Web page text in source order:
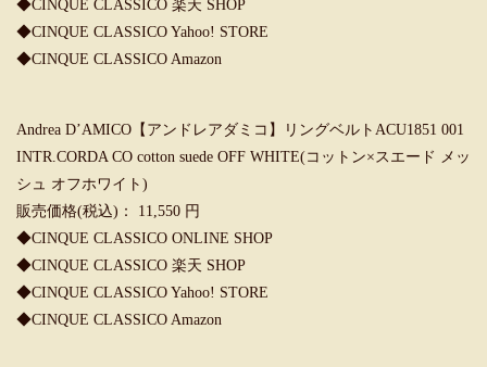
◆CINQUE CLASSICO 楽天 SHOP
◆CINQUE CLASSICO Yahoo! STORE
◆CINQUE CLASSICO Amazon
Andrea D’AMICO【アンドレアダミコ】リングベルトACU1851 001
INTR.CORDA CO cotton suede OFF WHITE(コットン×スエード メッ
シュ オフホワイト)
販売価格(税込)： 11,550 円
◆CINQUE CLASSICO ONLINE SHOP
◆CINQUE CLASSICO 楽天 SHOP
◆CINQUE CLASSICO Yahoo! STORE
◆CINQUE CLASSICO Amazon